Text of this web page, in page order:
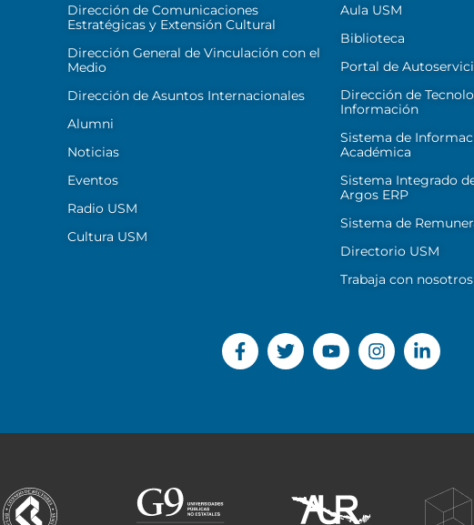
Dirección de Comunicaciones
Estratégicas y Extensión Cultural
Dirección General de Vinculación con el
Medio
Dirección de Asuntos Internacionales
Alumni
Noticias
Eventos
Radio USM
Cultura USM
Aula USM
Biblioteca
Portal de
Dirección de
Información
Sistema de
Académica
Sistema Integrado
Argos ERP
Sistema de
Directorio USM
Trabaja con nosotros